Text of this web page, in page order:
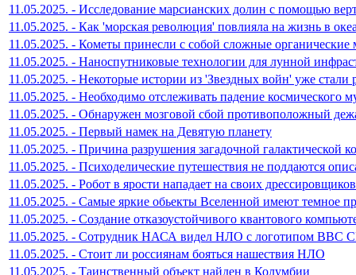
11.05.2025. - Исследование марсианских долин с помощью
11.05.2025. - Как 'морская революция' повлияла на жизнь в
11.05.2025. - Кометы принесли с собой сложные органические
11.05.2025. - Наноспутниковые технологии для лунной
11.05.2025. - Некоторые истории из 'Звездных войн' уже стали
11.05.2025. - Необходимо отслеживать падение космического
11.05.2025. - Обнаружен мозговой сбой противоположный
11.05.2025. - Первый намек на Девятую планету
11.05.2025. - Причина разрушения загадочной галактической
11.05.2025. - Психоделические путешествия не поддаются
11.05.2025. - Робот в ярости нападает на своих дрессировщиков
11.05.2025. - Самые яркие обьекты Вселенной имеют темное
11.05.2025. - Создание отказоустойчивого квантового
11.05.2025. - Сотрудник НАСА видел НЛО с логотипом ВВС
11.05.2025. - Стоит ли россиянам бояться нашествия НЛО
11.05.2025. - Таинственный объект найден в Колумбии